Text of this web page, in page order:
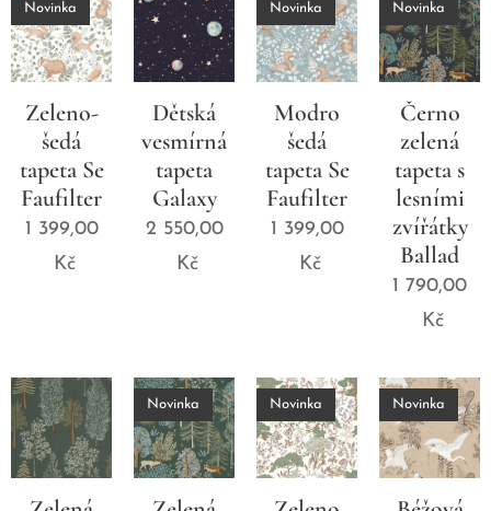
Zeleno-
šedá
tapeta Se
Faufilter
Novinka
1 399,00
Kč
Dětská
vesmírná
tapeta
Galaxy
2 550,00
Kč
Modro
šedá
tapeta Se
Faufilter
Novinka
1 399,00
Kč
Černo
zelená
tapeta s
lesními
zvířátky
Ballad
Novinka
1 790,00
Kč
Novinka Novinka Novinka